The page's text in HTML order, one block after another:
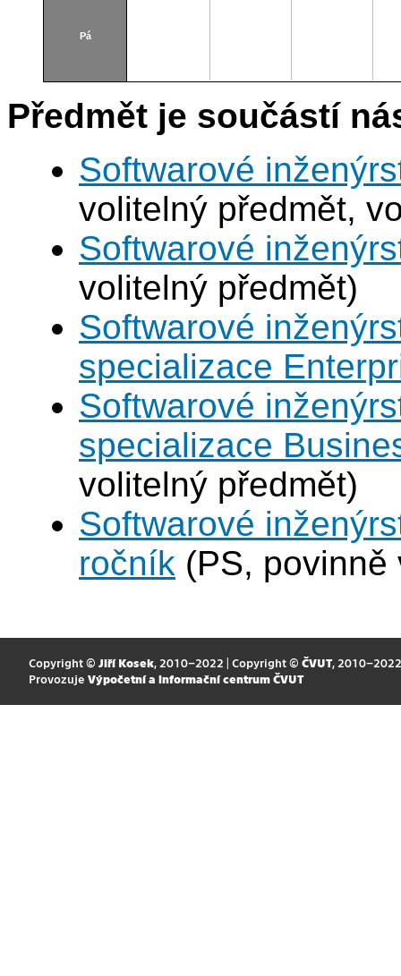
Pá
Předmět je součástí
Softwarové
volitelný předmět,
Softwarové
volitelný předmět)
Softwarové
specializace
Softwarové
specializace
volitelný předmět)
Softwarové
ročník (PS, povinně
Copyright © Jiří Kosek, 2010–2022 | Copyright © ČVUT, 2010–2022
Provozuje Výpočetní a informační centrum ČVUT